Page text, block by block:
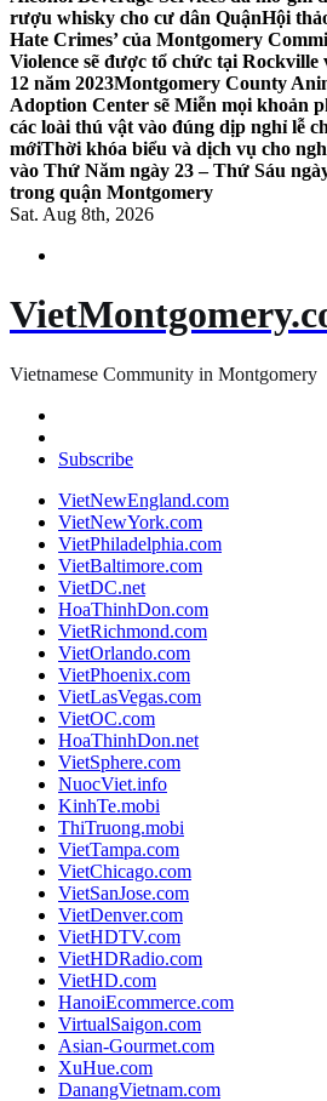
rượu whisky cho cư dân QuậnHội
Hate Crimes’ của Montgomery
Violence sẽ được tổ chức tại
12 năm 2023Montgomery County
Adoption Center sẽ Miễn mọi khoản
các loài thú vật vào đúng dịp nghỉ lễ
mớiThời khóa biểu và dịch vụ cho
vào Thứ Năm ngày 23 – Thứ Sáu
trong quận Montgomery
Sat. Aug 8th, 2026
Vietnamese Community in Montgomery
Subscribe
VietNewEngland.com
VietNewYork.com
VietPhiladelphia.com
VietBaltimore.com
VietDC.net
HoaThinhDon.com
VietRichmond.com
VietOrlando.com
VietPhoenix.com
VietLasVegas.com
VietOC.com
HoaThinhDon.net
VietSphere.com
NuocViet.info
KinhTe.mobi
ThiTruong.mobi
VietTampa.com
VietChicago.com
VietSanJose.com
VietDenver.com
VietHDTV.com
VietHDRadio.com
VietHD.com
HanoiEcommerce.com
VirtualSaigon.com
Asian-Gourmet.com
XuHue.com
DanangVietnam.com